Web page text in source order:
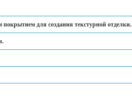
для создания текстурной отделки.